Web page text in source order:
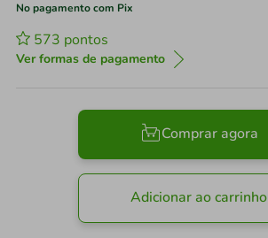
No pagamento com Pix
573 pontos
Ver formas de pagamento
Comprar agora
Adicionar ao carrinho